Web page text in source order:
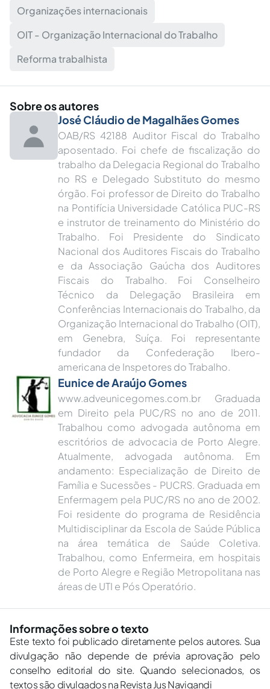
Organizações internacionais
OIT - Organização Internacional do Trabalho
Reforma trabalhista
Sobre os autores
José Cláudio de Magalhães Gomes
OAB/RS 42188 Auditor Fiscal do Trabalho
aposentado. Foi chefe de fiscalização do
trabalho da Delegacia Regional do Trabalho
no RS e Delegado Substituto do mesmo
órgão. Foi professor de Direito do Trabalho
na Pontifícia Universidade Católica PUC-RS
e instrutor de treinamento do Ministério do
Trabalho. Foi Presidente do Sindicato
Nacional dos Auditores Fiscais do Trabalho
e da Associação Gaúcha dos Auditores
Fiscais do Trabalho. Foi Conselheiro
Técnico da Delegação Brasileira em
Conferências Internacionais do Trabalho, da
Organização Internacional do Trabalho (OIT),
em Genebra, Suíça. Foi representante
fundador da Confederação Ibero-
americana de Inspetores do Trabalho.
Eunice de Araújo Gomes
www.adveunicegomes.com.br Graduada
em Direito pela PUC/RS no ano de 2011.
Trabalhou como advogada autônoma em
escritórios de advocacia de Porto Alegre.
Atualmente, advogada autônoma. Em
andamento: Especialização de Direito de
Família e Sucessões - PUCRS. Graduada em
Enfermagem pela PUC/RS no ano de 2002.
Foi residente do programa de Residência
Multidisciplinar da Escola de Saúde Pública
na área temática de Saúde Coletiva.
Trabalhou, como Enfermeira, em hospitais
de Porto Alegre e Região Metropolitana nas
áreas de UTI e Pós Operatório.
Informações sobre o texto
Este texto foi publicado diretamente pelos autores. Sua
divulgação não depende de prévia aprovação pelo
conselho editorial do site. Quando selecionados, os
textos são divulgados na Revista Jus Navigandi